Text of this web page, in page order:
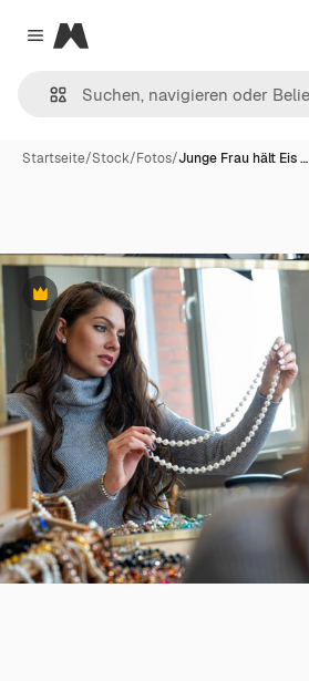
Close menu
Magnific
Startseite/Stock/Fotos/Junge Frau hält Eis …
Premium